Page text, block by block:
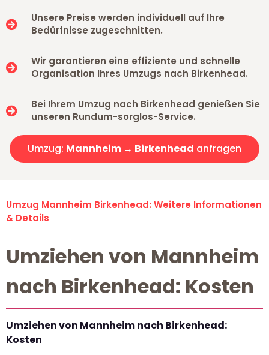
Unsere Preise werden individuell auf Ihre
Bedürfnisse zugeschnitten.
Wir garantieren eine effiziente und schnelle
Organisation Ihres Umzugs nach Birkenhead.
Bei Ihrem Umzug nach Birkenhead genießen Sie
unseren Rundum-sorglos-Service.
Umzug: Mannheim → Birkenhead anfragen
Umzug Mannheim Birkenhead: Weitere Informationen
& Details
Umziehen von Mannheim
nach Birkenhead: Kosten
Umziehen von Mannheim nach Birkenhead:
Kosten